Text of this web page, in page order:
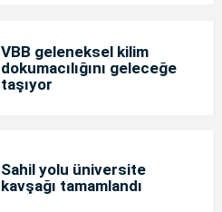
VBB geleneksel kilim
dokumacılığını geleceğe
taşıyor
Sahil yolu üniversite
kavşağı tamamlandı